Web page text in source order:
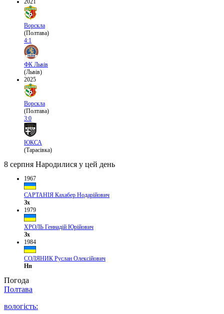
2021
Ворскла
(Полтава)
4:1
ФК Львів
(Львів)
2025
Ворскла
(Полтава)
3:0
ЮКСА
(Тарасівка)
8 серпня Народилися у цей день
1967
САРТАНІЯ Кахабер Нодарійович
Зх
1979
ХРОЛЬ Геннадій Юрійович
Зх
1984
СОЛЯНИК Руслан Олексійович
Нп
Погода
Полтава
вологість: